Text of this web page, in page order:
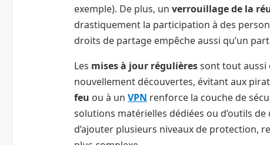
exemple). De plus, un verrouillage de la
drastiquement la participation à des
droits de partage empêche aussi qu’un
Les mises à jour régulièressont tout aussi
nouvellement découvertes, évitant aux
feu ou à un VPN renforce la couche de
solutions matérielles dédiées ou d’outils de
d’ajouter plusieurs niveaux de protection,